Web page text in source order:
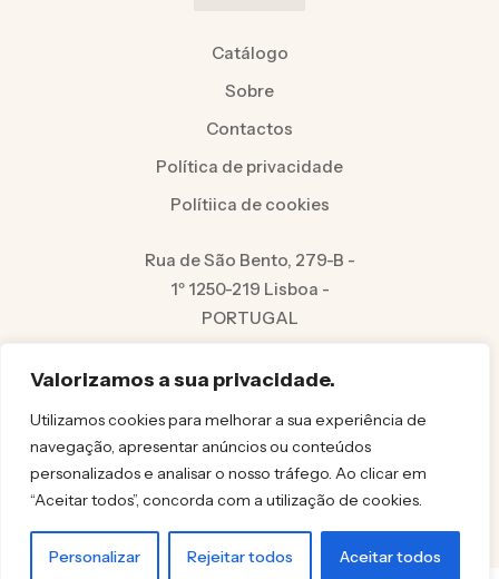
Valorizamos a sua privacidade.
Utilizamos cookies para melhorar a sua experiência de
navegação, apresentar anúncios ou conteúdos
personalizados e analisar o nosso tráfego. Ao clicar em
“Aceitar todos”, concorda com a utilização de cookies.
Personalizar Rejeitar todos Aceitar todos
Catálogo
Sobre
Contactos
Política de privacidade
Polítiica de cookies
Rua de São Bento, 279-B -
1º 1250-219 Lisboa -
PORTUGAL
Número fixo local